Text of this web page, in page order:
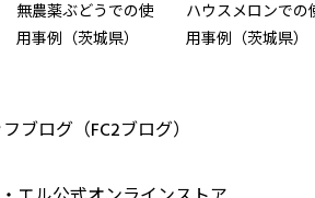
無農薬ぶどうでの使
用事例（茨城県）
ハウスメロンでの
用事例（茨城県）
ブログ（FC2ブログ）